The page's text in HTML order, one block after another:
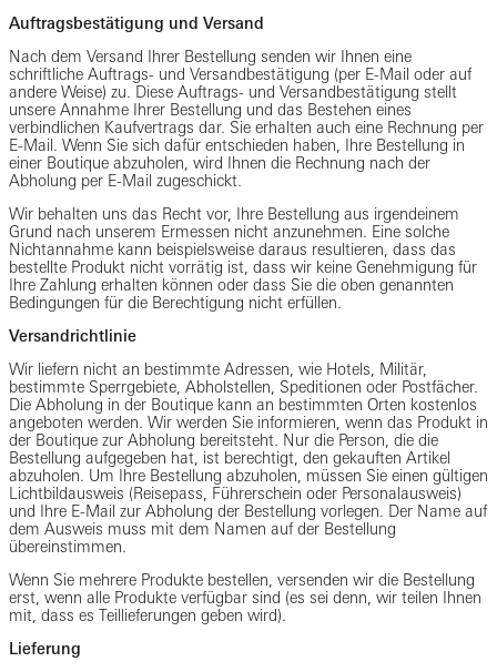
Auftragsbestätigung und Versand
Nach dem Versand Ihrer Bestellung senden wir Ihnen eine
schriftliche Auftrags- und Versandbestätigung (per E-Mail oder auf
andere Weise) zu. Diese Auftrags- und Versandbestätigung stellt
unsere Annahme Ihrer Bestellung und das Bestehen eines
verbindlichen Kaufvertrags dar. Sie erhalten auch eine Rechnung per
E-Mail. Wenn Sie sich dafür entschieden haben, Ihre Bestellung in
einer Boutique abzuholen, wird Ihnen die Rechnung nach der
Abholung per E-Mail zugeschickt.
Wir behalten uns das Recht vor, Ihre Bestellung aus irgendeinem
Grund nach unserem Ermessen nicht anzunehmen. Eine solche
Nichtannahme kann beispielsweise daraus resultieren, dass das
bestellte Produkt nicht vorrätig ist, dass wir keine Genehmigung für
Ihre Zahlung erhalten können oder dass Sie die oben genannten
Bedingungen für die Berechtigung nicht erfüllen.
Versandrichtlinie
Wir liefern nicht an bestimmte Adressen, wie Hotels, Militär,
bestimmte Sperrgebiete, Abholstellen, Speditionen oder Postfächer.
Die Abholung in der Boutique kann an bestimmten Orten kostenlos
angeboten werden. Wir werden Sie informieren, wenn das Produkt in
der Boutique zur Abholung bereitsteht. Nur die Person, die die
Bestellung aufgegeben hat, ist berechtigt, den gekauften Artikel
abzuholen. Um Ihre Bestellung abzuholen, müssen Sie einen gültigen
Lichtbildausweis (Reisepass, Führerschein oder Personalausweis)
und Ihre E-Mail zur Abholung der Bestellung vorlegen. Der Name auf
dem Ausweis muss mit dem Namen auf der Bestellung
übereinstimmen.
Wenn Sie mehrere Produkte bestellen, versenden wir die Bestellung
erst, wenn alle Produkte verfügbar sind (es sei denn, wir teilen Ihnen
mit, dass es Teillieferungen geben wird).
Lieferung